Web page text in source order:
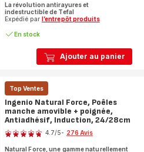
Ajouter au panier
4
étoiles
(moyenne)
La révolution antirayures et
indestructible de Tefal
Expédié par l’entrepôt produits
En stock
Top Ventes
Ingenio Natural Force, Poêles
manche amovible + poignée,
Antiadhésif, Induction, 24/28cm
Note
4.7/5- 276 Avis
Natural Force, une gamme naturellement